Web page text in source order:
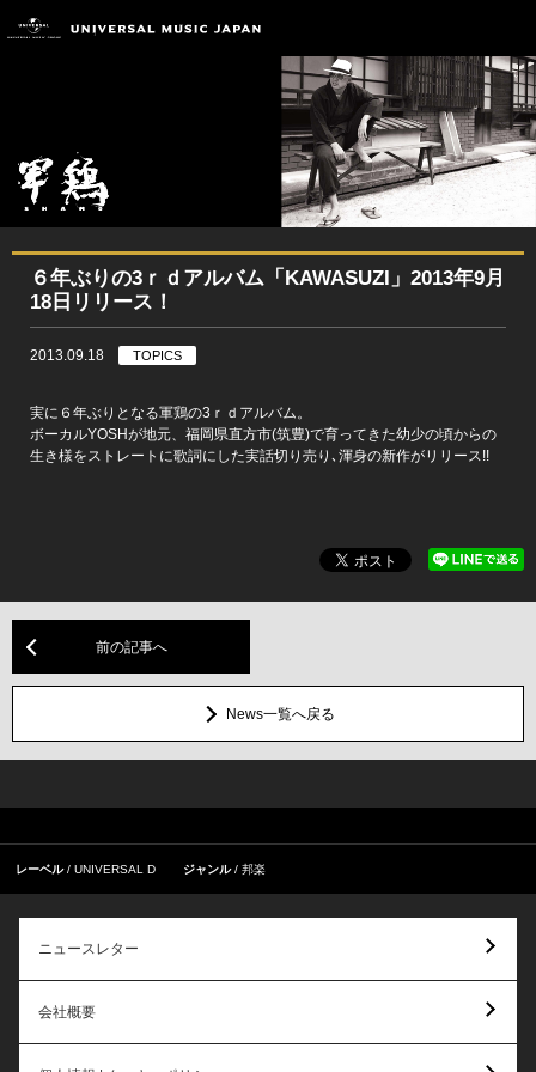
６年ぶりの3ｒｄアルバム「KAWASUZI」2013年9月
18日リリース！
2013.09.18 TOPICS
実に６年ぶりとなる軍鶏の3ｒｄアルバム。
ボーカルYOSHが地元、福岡県直方市(筑豊)で育ってきた幼少の頃からの
生き様をストレートに歌詞にした実話切り売り､渾身の新作がリリース!!
前の記事へ
News一覧へ戻る
レーベル UNIVERSAL D ジャンル 邦楽
ニュースレター
会社概要